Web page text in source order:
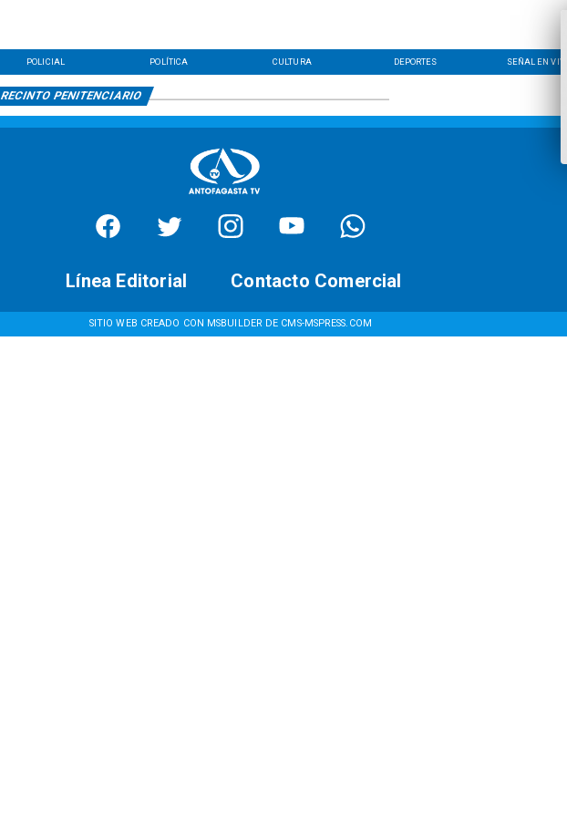
POLICIAL POLÍTICA CULTURA DEPORTES SEÑAL EN VIVO
RECINTO PENITENCIARIO
SITIO WEB CREADO CON MSBUILDER DE CMS-MSPRESS.COM
Contacto Comercial
Línea Editorial